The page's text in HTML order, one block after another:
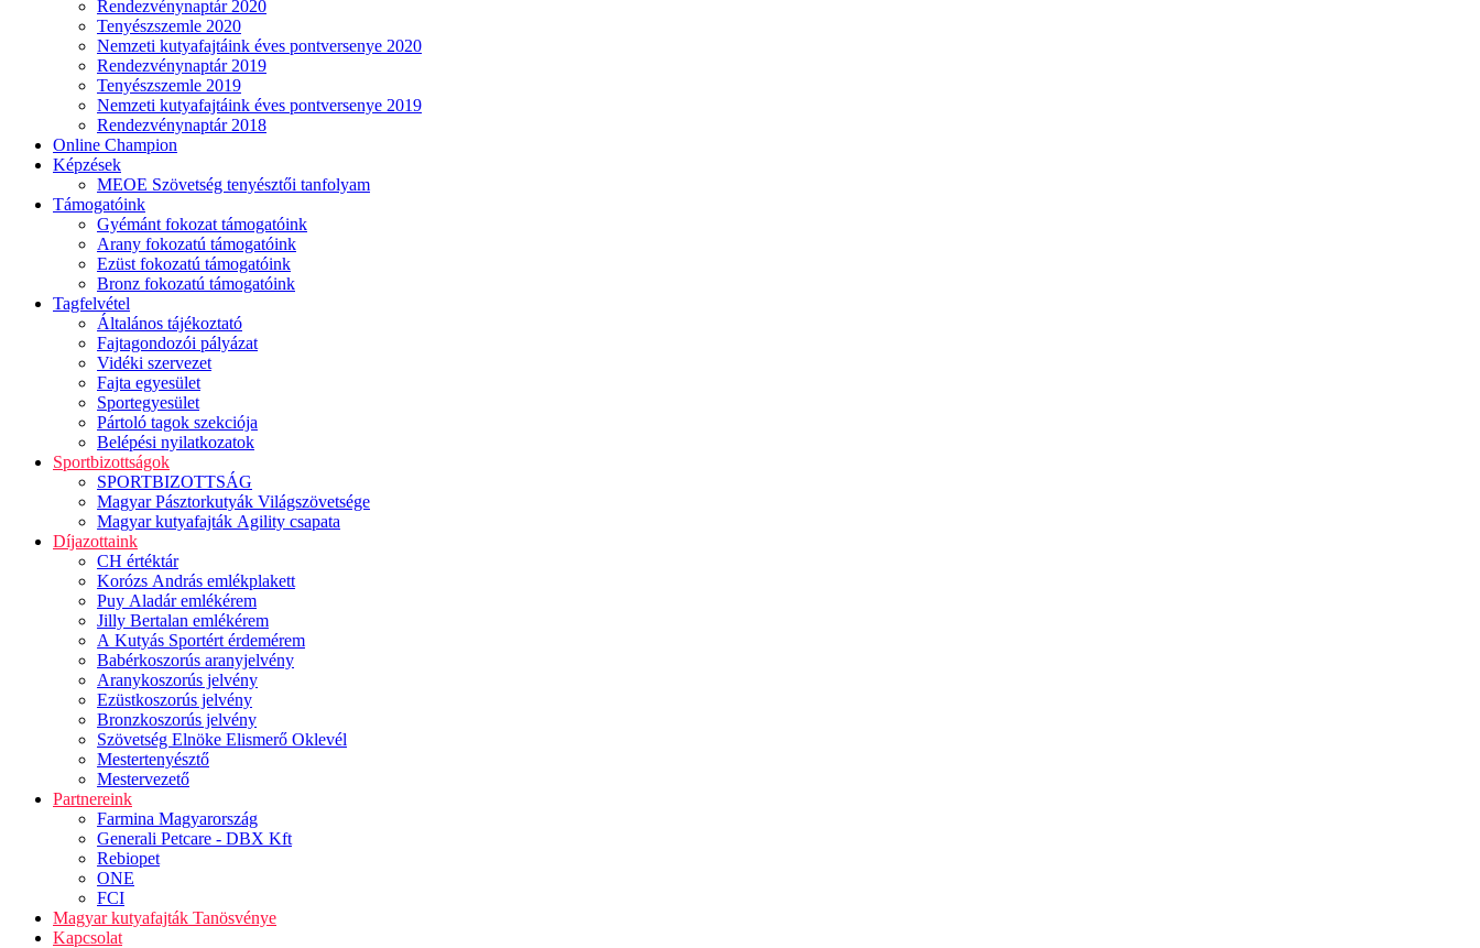
Rendezvénynaptár 2020
Tenyészszemle 2020
Nemzeti kutyafajtáink éves pontversenye 2020
Rendezvénynaptár 2019
Tenyészszemle 2019
Nemzeti kutyafajtáink éves pontversenye 2019
Rendezvénynaptár 2018
Online Champion
Képzések
MEOE Szövetség tenyésztői tanfolyam
Támogatóink
Gyémánt fokozat támogatóink
Arany fokozatú támogatóink
Ezüst fokozatú támogatóink
Bronz fokozatú támogatóink
Tagfelvétel
Általános tájékoztató
Fajtagondozói pályázat
Vidéki szervezet
Fajta egyesület
Sportegyesület
Pártoló tagok szekciója
Belépési nyilatkozatok
Sportbizottságok
SPORTBIZOTTSÁG
Magyar Pásztorkutyák Világszövetsége
Magyar kutyafajták Agility csapata
Díjazottaink
CH értéktár
Korózs András emlékplakett
Puy Aladár emlékérem
Jilly Bertalan emlékérem
A Kutyás Sportért érdemérem
Babérkoszorús aranyjelvény
Aranykoszorús jelvény
Ezüstkoszorús jelvény
Bronzkoszorús jelvény
Szövetség Elnöke Elismerő Oklevél
Mestertenyésztő
Mestervezető
Partnereink
Farmina Magyarország
Generali Petcare - DBX Kft
Rebiopet
ONE
FCI
Magyar kutyafajták Tanösvénye
Kapcsolat